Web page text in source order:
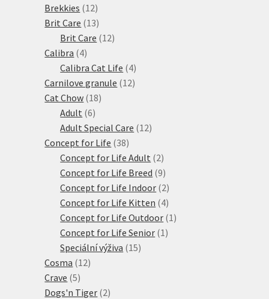
Brekkies 1212
produktů
Brit Care 1313
produktů
Brit Care 1212
Calibra 44
produkty
Calibra Cat Life 44
produkty
Carnilove granule 1212
Cat Chow 1818
Adult 66
produktů
Adult Special Care 1212
Concept for Life 3838
produktů
Concept for Life Adult 22
produkty
Concept for Life Breed 99
produktů
Concept for Life Indoor 22
produkty
Concept for Life Kitten 44
produkty
Concept for Life Outdoor 1 1
Concept for Life Senior 1 1
Speciální výživa 1515
Cosma 1212
Crave 55
produktů
Dogs'n Tiger 22